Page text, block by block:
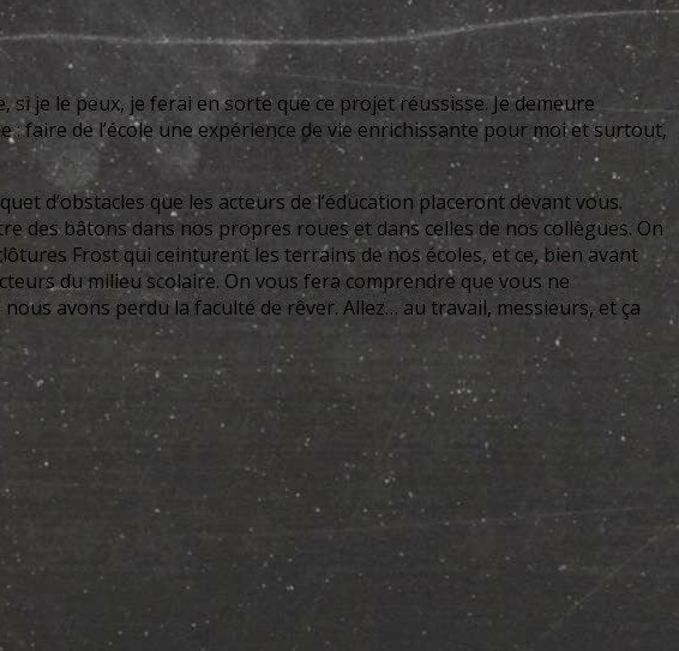
je le peux, je ferai en sorte que ce projet réussisse. Je demeure
faire de l’école une expérience de vie enrichissante pour moi et surtout,
d’obstacles que les acteurs de l’éducation placeront devant vous.
des bâtons dans nos propres roues et dans celles de nos collègues. On
Frost qui ceinturent les terrains de nos écoles, et ce, bien avant
du milieu scolaire. On vous fera comprendre que vous ne
avons perdu la faculté de rêver. Allez… au travail, messieurs, et ça